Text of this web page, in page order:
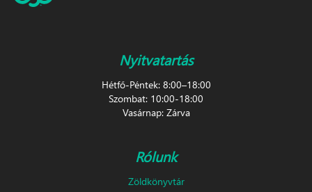
Nyitvatartás
Hétfő-Péntek: 8:00–18:00
Szombat: 10:00-18:00
Vasárnap: Zárva
Rólunk
Zöldkönyvtár